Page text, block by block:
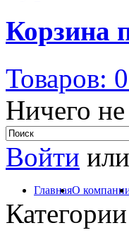
Корзина
Товаров:
Ничего
Войти или
ГлавнаяО
Категории